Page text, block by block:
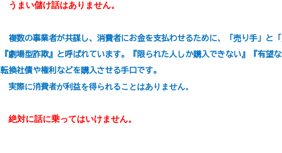
うまい儲け話はありません。
複数の事業者が共謀し、消費者にお金を支払わせるために、「売り手」と
『劇場型詐欺』と呼ばれています。『限られた人しか購入できない』『有望
転換社債や権利などを購入させる手口です。
実際に消費者が利益を得られることはありません。
絶対に話に乗ってはいけません。